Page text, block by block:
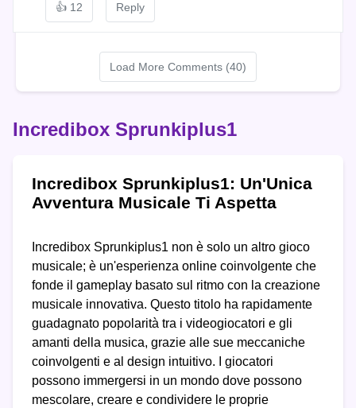
👍 12 Reply
Load More Comments (40)
Incredibox Sprunkiplus1
Incredibox Sprunkiplus1: Un'Unica
Avventura Musicale Ti Aspetta
Incredibox Sprunkiplus1 non è solo un altro gioco
musicale; è un'esperienza online coinvolgente che
fonde il gameplay basato sul ritmo con la creazione
musicale innovativa. Questo titolo ha rapidamente
guadagnato popolarità tra i videogiocatori e gli
amanti della musica, grazie alle sue meccaniche
coinvolgenti e al design intuitivo. I giocatori
possono immergersi in un mondo dove possono
mescolare, creare e condividere le proprie